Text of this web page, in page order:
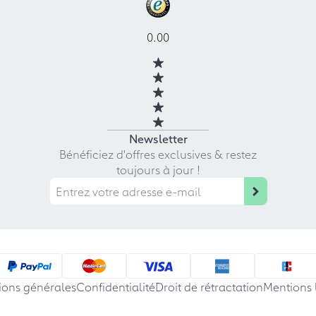
0.00
Newsletter
Bénéficiez d'offres exclusives & restez
toujours à jour !
généralesConfidentialitéDroit de rétractationMentions